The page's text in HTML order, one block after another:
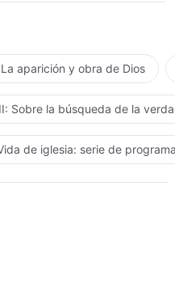
aparición y obra de Dios
Sobre la búsqueda de la
de iglesia: serie de